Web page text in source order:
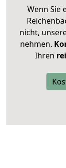
Wenn Sie
nicht,
nehmen.
Ihren